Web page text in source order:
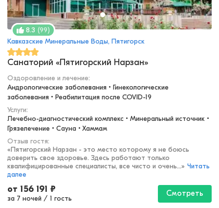
8.3 (99)
Кавказские Минеральные Воды, Пятигорск
Санаторий «Пятигорский Нарзан»
Оздоровление и лечение:
Андрологические заболевания • Гинекологические
заболевания • Реабилитация после COVID-19
Услуги:
Лечебно-диагностический комплекс • Минеральный источник •
Грязелечение • Сауна • Хаммам
Отзыв гостя:
«Пятигорский Нарзан - это место которому я не боюсь
доверить свое здоровье. Здесь работают только
квалифицированные специалисты, все чисто и очень...» Читать
далее
от 156 191 ₽
за 7 ночей / 1 гость
Смотреть